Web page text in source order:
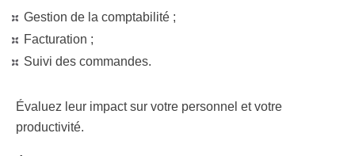
Gestion de la comptabilité ;
Facturation ;
Suivi des commandes.
Évaluez leur impact sur votre personnel et votre
productivité.